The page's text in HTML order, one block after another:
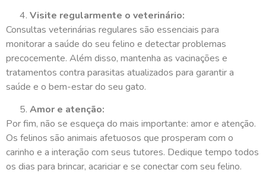
Visite regularmente o veterinário:
Consultas veterinárias regulares são essenciais para
monitorar a saúde do seu felino e detectar problemas
precocemente. Além disso, mantenha as vacinações e
tratamentos contra parasitas atualizados para garantir a
saúde e o bem-estar do seu gato.
Amor e atenção:
Por fim, não se esqueça do mais importante: amor e atenção.
Os felinos são animais afetuosos que prosperam com o
carinho e a interação com seus tutores. Dedique tempo todos
os dias para brincar, acariciar e se conectar com seu felino.